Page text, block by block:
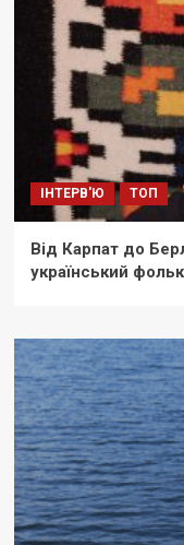
ІНТЕРВ'Ю ТОП
Від Карпат до
український